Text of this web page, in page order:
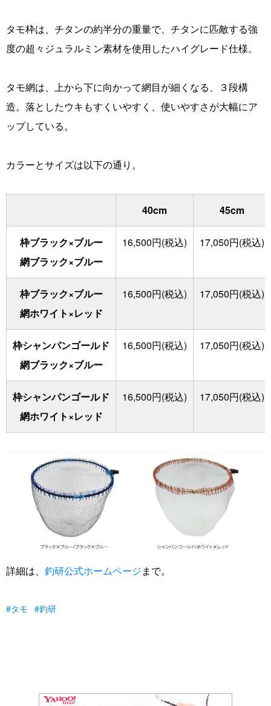
タモ枠は、チタンの約半分の重量で、チタンに匹敵する強
度の超々ジュラルミン素材を使用したハイグレード仕様。
タモ網は、上から下に向かって網目が細くなる、３段構
造。落としたウキもすくいやすく、使いやすさが大幅にア
ップしている。
カラーとサイズは以下の通り。
40cm 45cm
枠ブラック×ブルー
網ブラック×ブルー
16,500円(税込) 17,050円(税込)
枠ブラック×ブルー
網ホワイト×レッド
16,500円(税込) 17,050円(税込)
枠シャンパンゴールド
網ブラック×ブルー
16,500円(税込) 17,050円(税込)
枠シャンパンゴールド
網ホワイト×レッド
16,500円(税込) 17,050円(税込)
詳細は、 釣研公式ホームページまで。
タモ 釣研